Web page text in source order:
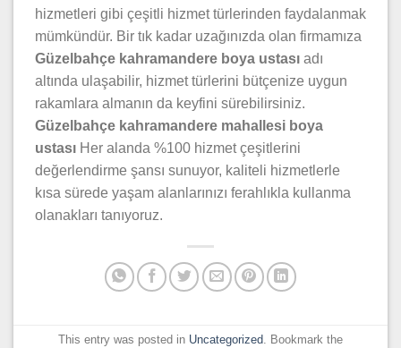
hizmetleri gibi çeşitli hizmet türlerinden faydalanmak
mümkündür. Bir tık kadar uzağınızda olan firmamıza
Güzelbahçe kahramandere boya ustası adı
altında ulaşabilir, hizmet türlerini bütçenize uygun
rakamlara almanın da keyfini sürebilirsiniz.
Güzelbahçe kahramandere mahallesi boya
ustası Her alanda %100 hizmet çeşitlerini
değerlendirme şansı sunuyor, kaliteli hizmetlerle
kısa sürede yaşam alanlarınızı ferahlıkla kullanma
olanakları tanıyoruz.
This entry was posted in Uncategorized. Bookmark the